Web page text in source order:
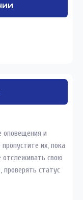
оповещения и
их, пока
свою
статус